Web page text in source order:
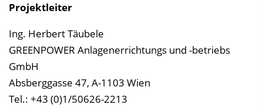
Projektleiter
Ing. Herbert Täubele
GREENPOWER Anlagenerrichtungs und -betriebs
GmbH
Absberggasse 47, A-1103 Wien
Tel.: +43 (0)1/50626-2213